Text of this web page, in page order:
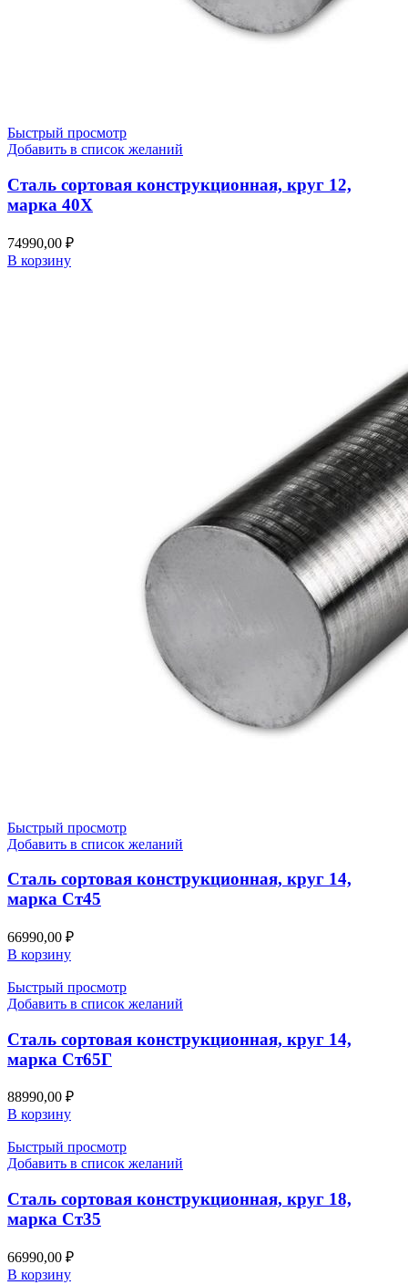
Быстрый просмотр
Добавить в список желаний
Сталь сортовая конструкционная, круг 12,
марка 40Х
74990,00 ₽
В корзину
Быстрый просмотр
Добавить в список желаний
Сталь сортовая конструкционная, круг 14,
марка Ст45
66990,00 ₽
В корзину
Быстрый просмотр
Добавить в список желаний
Сталь сортовая конструкционная, круг 14,
марка Ст65Г
88990,00 ₽
В корзину
Быстрый просмотр
Добавить в список желаний
Сталь сортовая конструкционная, круг 18,
марка Ст35
66990,00 ₽
В корзину